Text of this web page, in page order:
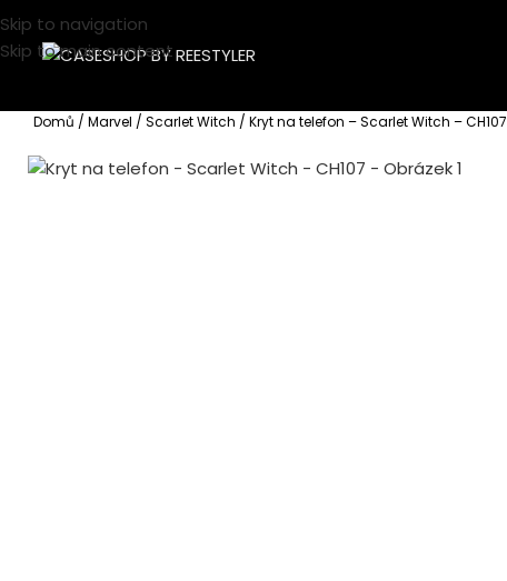
Skip to navigation
Skip to main content
Domů Marvel Scarlet Witch Kryt na telefon – Scarlet Witch – CH107